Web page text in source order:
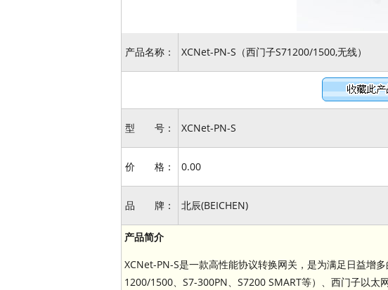
产品名称： XCNet-PN-S（西门子S71200/1500,无线）
型 号： XCNet-PN-S
价 格： 0.00
品 牌： 北辰(BEICHEN)
产品简介
XCNet-PN-S是一款高性能协议转换网关，是为满足日益增
1200/1500、S7-300PN、S7200 SMART等）、西门子以